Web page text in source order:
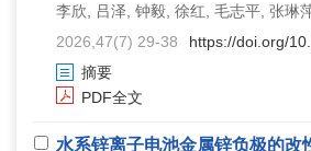
李欣, 吕泽, 钟毅, 徐红, 毛志平, 张琳
2026,47(7) 29-38
https://doi.org/
摘要
PDF全文
水系锌离子电池金属锌负极的改